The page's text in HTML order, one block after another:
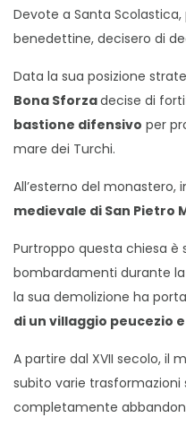
Devote a Santa
benedettine, decisero di
Data la sua posizione
Bona Sforzadecise di
bastione difensivo per
mare dei Turchi.
All’esterno del monastero,
medievale di San Pietro
Purtroppo questa chiesa
bombardamenti durante
la sua demolizione ha
di un villaggio peucezio
A partire dal XVII secolo, il
subito varie trasformazioni
completamente